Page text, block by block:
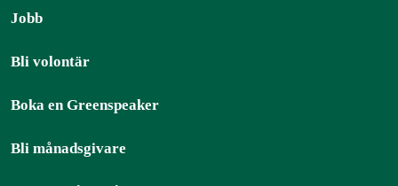
Jobb
Bli volontär
Boka en Greenspeaker
Bli månadsgivare